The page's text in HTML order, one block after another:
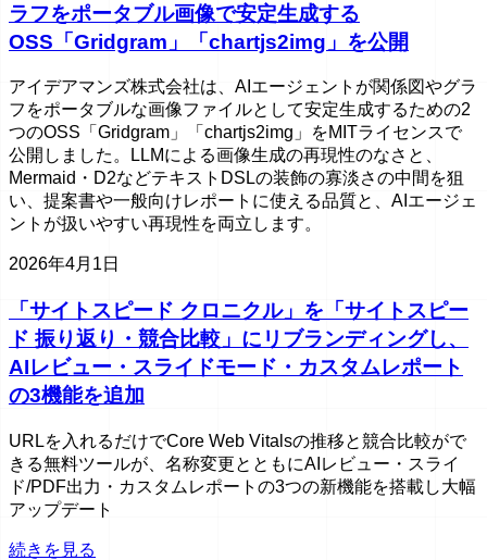
ラフをポータブル画像で安定生成する
OSS「Gridgram」「chartjs2img」を公開
アイデアマンズ株式会社は、AIエージェントが関係図やグラ
フをポータブルな画像ファイルとして安定生成するための2
つのOSS「Gridgram」「chartjs2img」をMITライセンスで
公開しました。LLMによる画像生成の再現性のなさと、
Mermaid・D2などテキストDSLの装飾の寡淡さの中間を狙
い、提案書や一般向けレポートに使える品質と、AIエージェ
ントが扱いやすい再現性を両立します。
2026年4月1日
「サイトスピード クロニクル」を「サイトスピー
ド 振り返り・競合比較」にリブランディングし、
AIレビュー・スライドモード・カスタムレポート
の3機能を追加
URLを入れるだけでCore Web Vitalsの推移と競合比較がで
きる無料ツールが、名称変更とともにAIレビュー・スライ
ド/PDF出力・カスタムレポートの3つの新機能を搭載し大幅
アップデート
続きを見る